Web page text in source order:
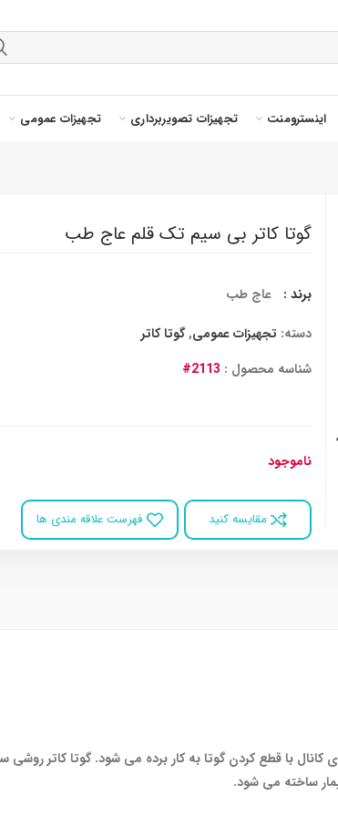
اینسترومنت تجهیزات تصویربرداری تجهیزات عمومی
گوتا کاتر بی سیم تک قلم عاج طب
برند :
عاج طب
دسته: تجهیزات عمومی,گوتا کاتر
شناسه محصول : 2113#
ناموجود
مقایسه کنید فهرست علاقه مندی ها
با قطع کردن گوتا به کار برده می شود. گوتا کاتر
ساخته می شود.